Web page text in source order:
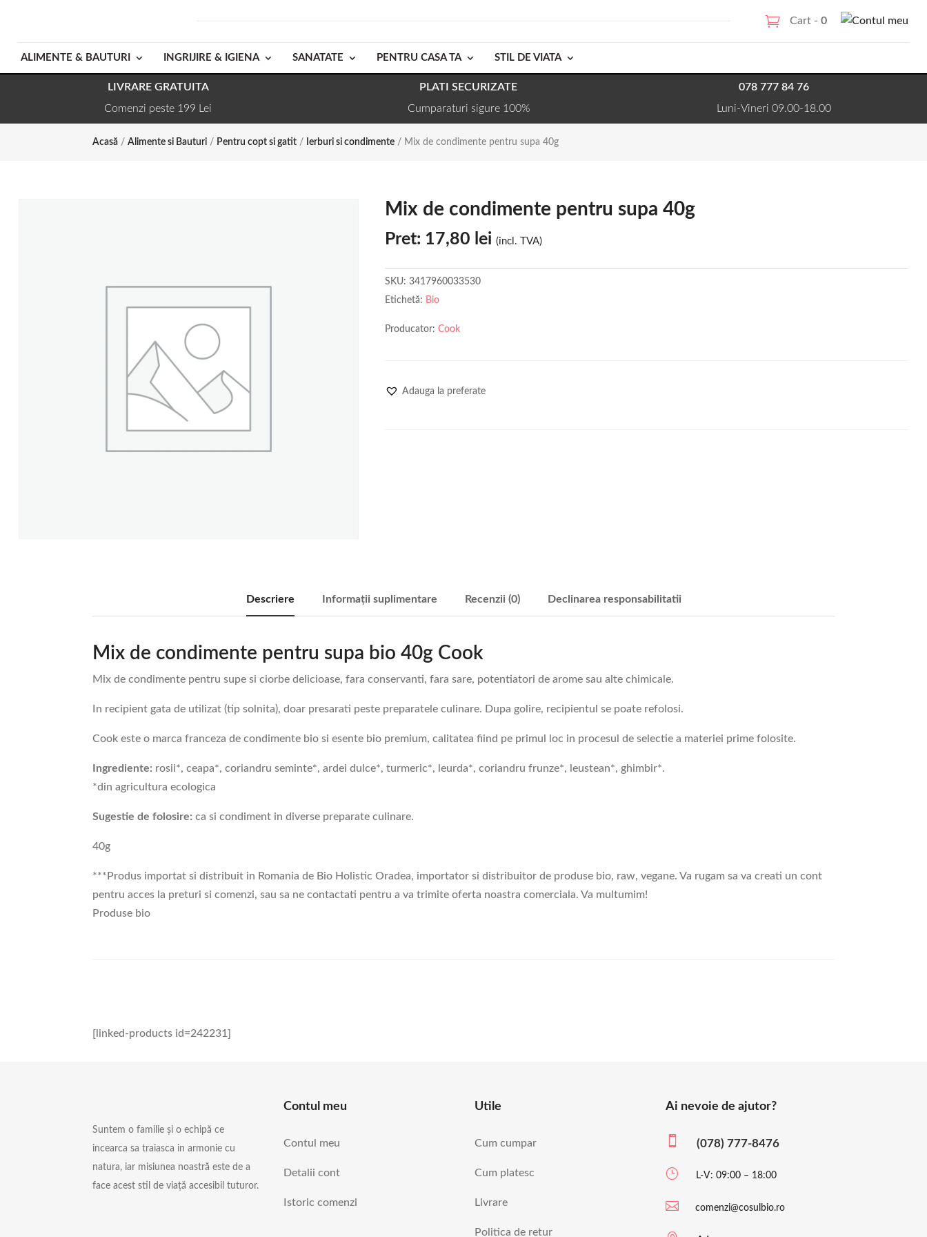
Cart -0
ALIMENTE & BAUTURI INGRIJIRE & IGIENA SANATATE PENTRU CASA TA STIL DE VIATA
LIVRARE GRATUITA
Comenzi peste 199 Lei
PLATI SECURIZATE
Cumparaturi sigure 100%
078 777 84 76
Luni-Vineri 09.00-18.00
Acasă /Alimente si Bauturi / Pentru copt si gatit / Ierburi si condimente / Mix de condimente pentru supa 40g
Mix de condimente pentru supa 40g
Pret: 17,80 lei (incl. TVA)
SKU:3417960033530
Etichetă: Bio
Producator:Cook
Adauga la preferate
Descriere Informații suplimentare Recenzii (0) Declinarea responsabilitatii
Mix de condimente pentru supa bio 40g Cook
Mix de condimente pentru supe si ciorbe delicioase, fara conservanti, fara sare, potentiatori de arome sau alte chimicale.
In recipient gata de utilizat (tip solnita), doar presarati peste preparatele culinare. Dupa golire, recipientul se poate refolosi.
Cook este o marca franceza de condimente bio si esente bio premium, calitatea fiind pe primul loc in procesul de selectie a materiei prime folosite.
Ingrediente: rosii*, ceapa*, coriandru seminte*, ardei dulce*, turmeric*, leurda*, coriandru frunze*, leustean*, ghimbir*.
*din agricultura ecologica
Sugestie de folosire:ca si condiment in diverse preparate culinare.
40g
***Produs importat si distribuit in Romania de Bio Holistic Oradea, importator si distribuitor de produse bio, raw, vegane. Va rugam sa va creati un cont
pentru acces la preturi si comenzi, sau sa ne contactati pentru a va trimite oferta noastra comerciala. Va multumim!
Produse bio
[linked-products id=242231]
Suntem o familie și o echipă ce
incearca sa traiasca in armonie cu
natura, iar misiunea noastră este de a
face acest stil de viață accesibil tuturor.
Contul meu
Contul meu
Detalii cont
Istoric comenzi
Utile
Cum cumpar
Cum platesc
Livrare
Politica de retur
Ai nevoie de ajutor?
 (078) 777-8476
} L-V: 09:00 – 18:00
 comenzi@cosulbio.ro